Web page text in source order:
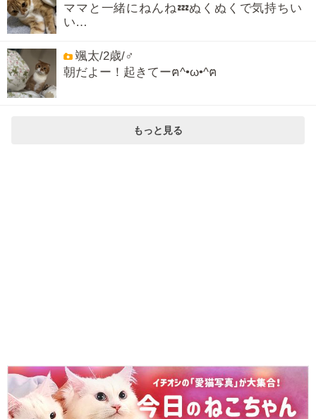
ママと一緒にねんね💤ぬくぬくで気持ちい
い…
颯太/2歳/♂
朝だよー！起きてーฅ^•ω•^ฅ
もっと見る